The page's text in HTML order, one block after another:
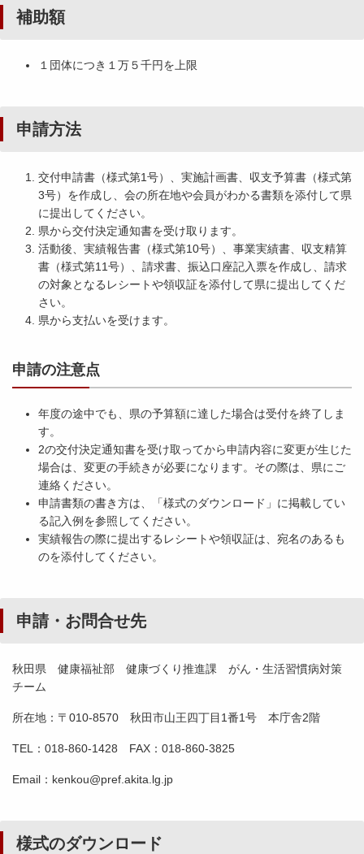
補助額
１団体につき１万５千円を上限
申請方法
交付申請書（様式第1号）、実施計画書、収支予算書（様式第
3号）を作成し、会の所在地や会員がわかる書類を添付して県
に提出してください。
県から交付決定通知書を受け取ります。
活動後、実績報告書（様式第10号）、事業実績書、収支精算
書（様式第11号）、請求書、振込口座記入票を作成し、請求
の対象となるレシートや領収証を添付して県に提出してくだ
さい。
県から支払いを受けます。
申請の注意点
年度の途中でも、県の予算額に達した場合は受付を終了しま
す。
2の交付決定通知書を受け取ってから申請内容に変更が生じた
場合は、変更の手続きが必要になります。その際は、県にご
連絡ください。
申請書類の書き方は、「様式のダウンロード」に掲載してい
る記入例を参照してください。
実績報告の際に提出するレシートや領収証は、宛名のあるも
のを添付してください。
申請・お問合せ先
秋田県 健康福祉部 健康づくり推進課 がん・生活習慣病対策
チーム
所在地：〒010-8570 秋田市山王四丁目1番1号 本庁舎2階
TEL：018-860-1428 FAX：018-860-3825
Email：kenkou@pref.akita.lg.jp
様式のダウンロード